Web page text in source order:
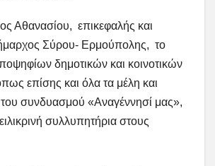
Αθανασίου, επικεφαλής και
Σύρου- Ερμούπολης, το
δημοτικών και κοινοτικών
επίσης και όλα τα μέλη και
του συνδυασμού «Αναγέννησί μας»,
συλλυπητήρια στους